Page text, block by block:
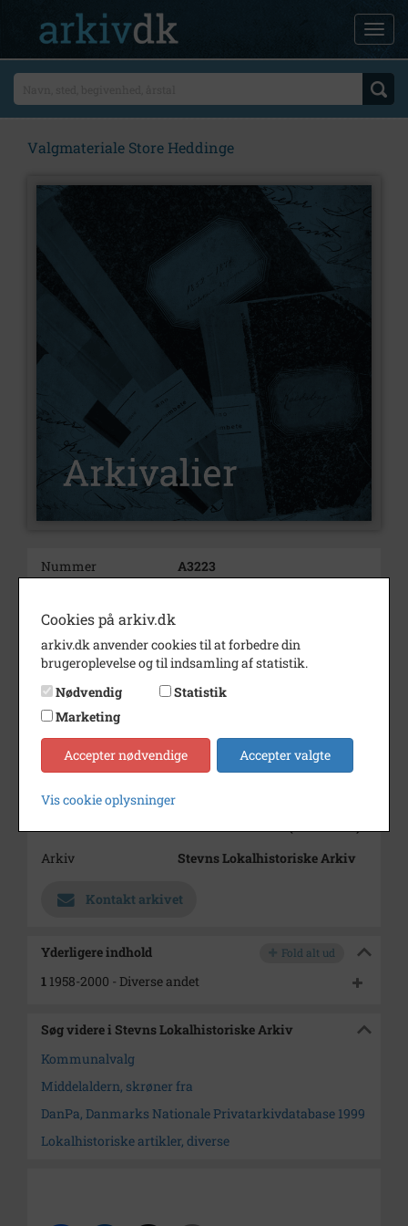
Valgmateriale Store Heddinge
Nummer
A3223
Arkivskaber
Beskrivelse
Valgmateriale Store Heddinge
Se på kort
Type
Arkiv
Stevns Lokalhistoriske Arkiv
Kontakt arkivet
Yderligere indhold Fold alt ud
1 1958-2000 - Diverse andet
Søg videre i Stevns Lokalhistoriske Arkiv
Kommunalvalg
Middelaldern, skrøner fra
DanPa, Danmarks Nationale Privatarkivdatabase 1999
Lokalhistoriske artikler, diverse
Cookies på arkiv.dk
arkiv.dk anvender cookies til at forbedre din
brugeroplevelse og til indsamling af statistik.
Nødvendig
Statistik
Marketing
Accepter nødvendige Accepter valgte
Vis cookie oplysninger